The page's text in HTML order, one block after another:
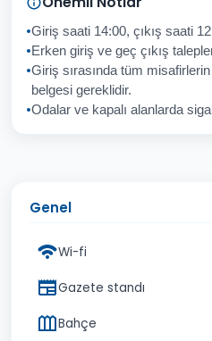
Giriş saati 14:00, çıkış saati
Erken giriş ve geç çıkış
Giriş sırasında tüm
belgesi gereklidir.
Odalar ve kapalı alanlarda
Genel
Wi-fi
Gazete standı
Bahçe